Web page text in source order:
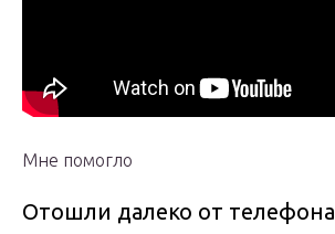
Мне помогло
Отошли далеко от телефона